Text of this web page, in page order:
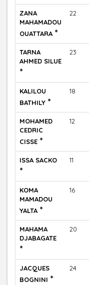
ZANA
MAHAMADOU
OUATTARA *
22
TARNA
AHMED SILUE
*
23
KALILOU
BATHILY *
18
MOHAMED
CEDRIC
CISSE *
12
ISSA SACKO
*
11
KOMA
MAMADOU
YALTA *
16
MAHAMA
DJABAGATE
*
20
JACQUES
BOGNINI *
24